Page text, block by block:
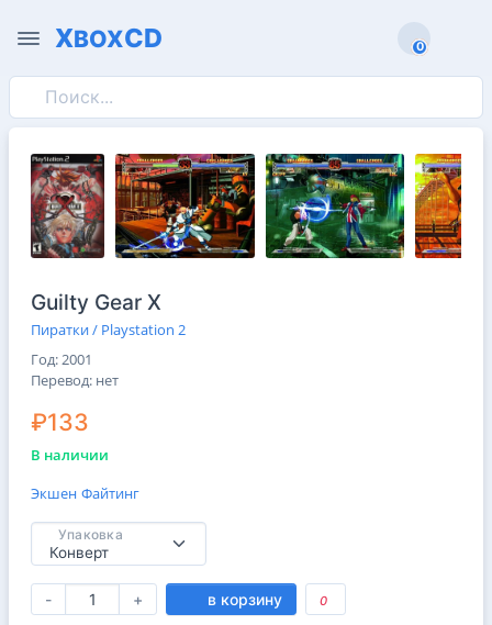
XBOXCD 0
0
Guilty Gear X
Пиратки / Playstation 2
Год: 2001
Перевод: нет
₽133
В наличии
Экшен Файтинг
Упаковка
- + в корзину 0